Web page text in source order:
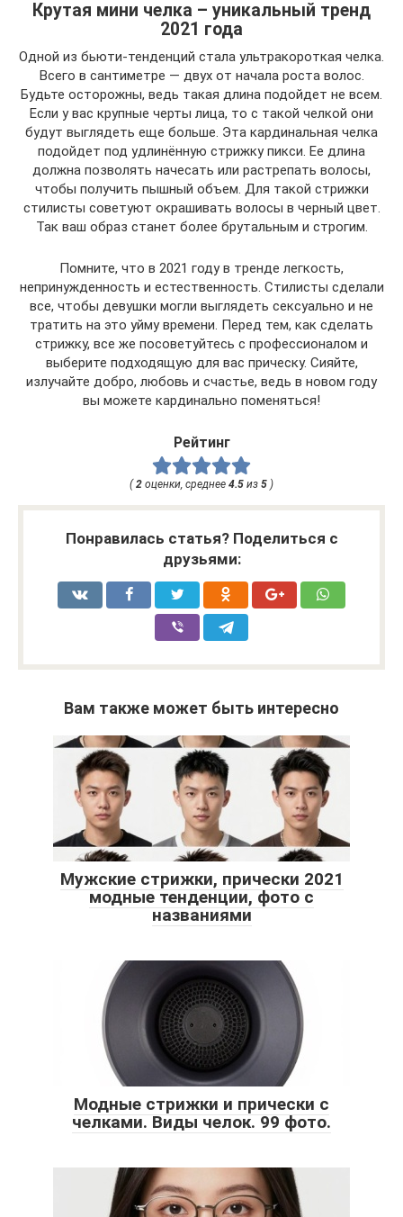
Крутая мини челка – уникальный тренд
2021 года
Одной из бьюти-тенденций стала ультракороткая челка.
Всего в сантиметре — двух от начала роста волос.
Будьте осторожны, ведь такая длина подойдет не всем.
Если у вас крупные черты лица, то с такой челкой они
будут выглядеть еще больше. Эта кардинальная челка
подойдет под удлинённую стрижку пикси. Ее длина
должна позволять начесать или растрепать волосы,
чтобы получить пышный объем. Для такой стрижки
стилисты советуют окрашивать волосы в черный цвет.
Так ваш образ станет более брутальным и строгим.
Помните, что в 2021 году в тренде легкость,
непринужденность и естественность. Стилисты сделали
все, чтобы девушки могли выглядеть сексуально и не
тратить на это уйму времени. Перед тем, как сделать
стрижку, все же посоветуйтесь с профессионалом и
выберите подходящую для вас прическу. Сияйте,
излучайте добро, любовь и счастье, ведь в новом году
вы можете кардинально поменяться!
Рейтинг
( 2 оценки, среднее 4.5 из 5 )
Понравилась статья? Поделиться с
друзьями:
Вам также может быть интересно
Мужские стрижки, прически 2021
модные тенденции, фото с
названиями
Модные стрижки и прически с
челками. Виды челок. 99 фото.